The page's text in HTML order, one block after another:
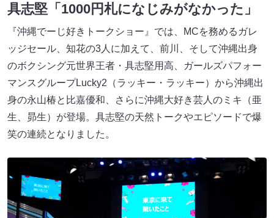
具志堅「1000円札になじみがなかった」
『沖縄でーじ好きトークショー』では、MCを務めるガレ
ッジセール、知花の3人に加えて、前川、そして沖縄出身
のボクシング元世界王者・具志堅用高、ガールズパフォー
マンスグループLucky2（ラッキー・ラッキー）から沖縄出
身の永山椿と比嘉優和、さらに沖縄大好き芸人のミキ（亜
生、昴生）が登場。具志堅の天然トークやエピソードで爆
笑の連続となりました。